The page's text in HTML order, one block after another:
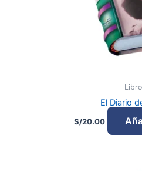
El Diario
S/20.00